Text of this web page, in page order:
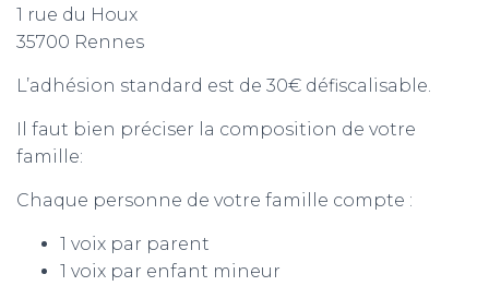
1 rue du Houx
35700 Rennes
L’adhésion standard est de 30€ défiscalisable.
Il faut bien préciser la composition de votre
famille:
Chaque personne de votre famille compte :
1 voix par parent
1 voix par enfant mineur